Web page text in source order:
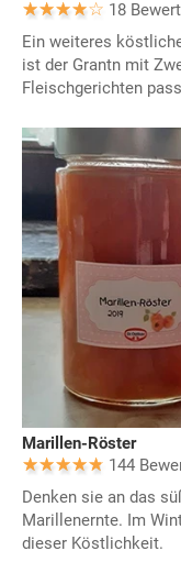
18
Ein weiteres
ist der Grantn mit
Fleischgerichten
Marillen-Röster
144
Denken sie an das
Marillenernte. Im
dieser Köstlichkeit.